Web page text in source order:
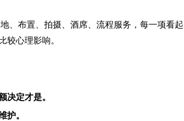
、布置、拍摄、酒席、流程服务，每一项看
较心理影响。
决定才是。
护。